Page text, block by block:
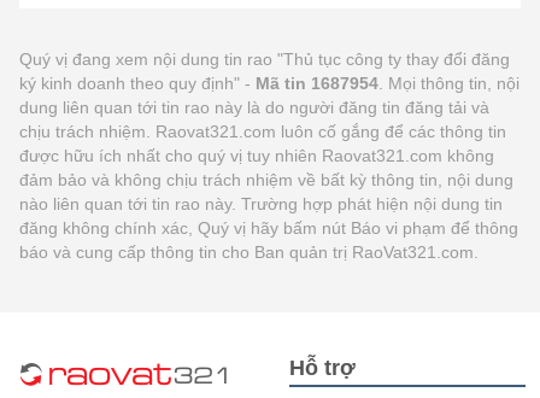
Quý vị đang xem nội dung tin rao "Thủ tục công ty thay đổi đăng
ký kinh doanh theo quy định" - Mã tin 1687954 . Mọi thông tin, nội
dung liên quan tới tin rao này là do người đăng tin đăng tải và
chịu trách nhiệm. Raovat321.com luôn cố gắng để các thông tin
được hữu ích nhất cho quý vị tuy nhiên Raovat321.com không
đảm bảo và không chịu trách nhiệm về bất kỳ thông tin, nội dung
nào liên quan tới tin rao này. Trường hợp phát hiện nội dung tin
đăng không chính xác, Quý vị hãy bấm nút Báo vi phạm để thông
báo và cung cấp thông tin cho Ban quản trị RaoVat321.com.
Hỗ trợ